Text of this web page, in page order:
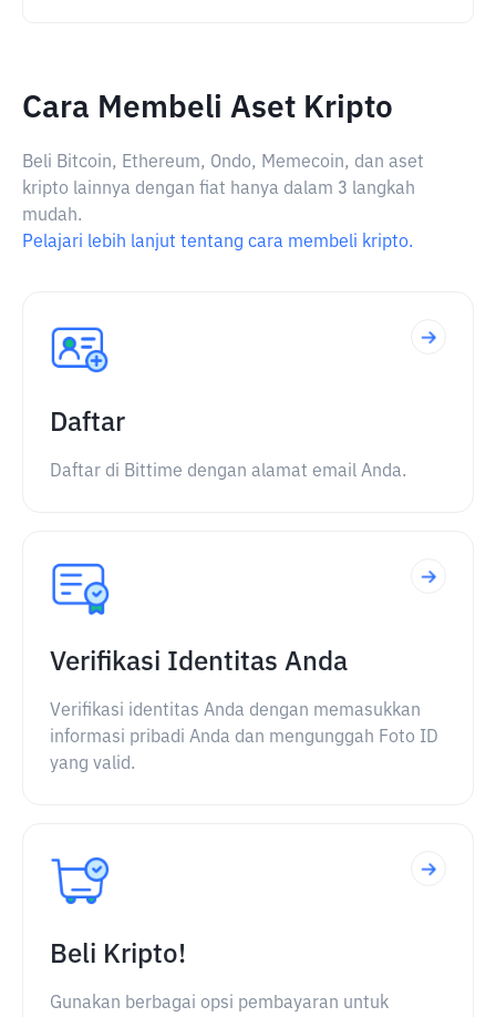
Cara Membeli Aset Kripto
Beli Bitcoin, Ethereum, Ondo, Memecoin, dan aset
kripto lainnya dengan fiat hanya dalam 3 langkah
mudah.
Pelajari lebih lanjut tentang cara membeli kripto.
Daftar
Daftar di Bittime dengan alamat email Anda.
Verifikasi Identitas Anda
Verifikasi identitas Anda dengan memasukkan
informasi pribadi Anda dan mengunggah Foto ID
yang valid.
Beli Kripto!
Gunakan berbagai opsi pembayaran untuk